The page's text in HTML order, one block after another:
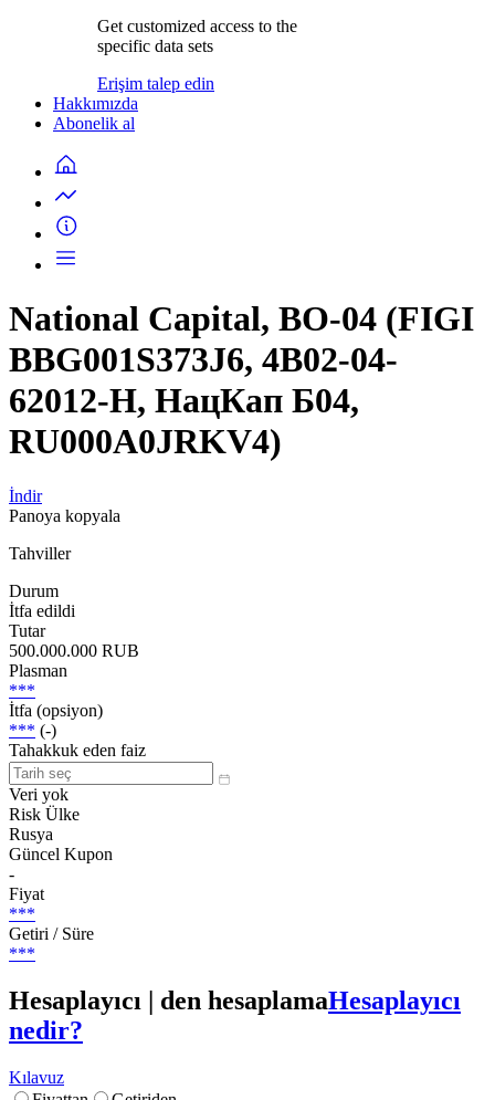
Get customized access to the
specific data sets
Erişim talep edin
Hakkımızda
Abonelik al
National Capital, BO-04 (FIGI
BBG001S373J6, 4B02-04-
62012-H, НацКап Б04,
RU000A0JRKV4)
İndir
Panoya kopyala
Tahviller
Durum
İtfa edildi
Tutar
500.000.000 RUB
Plasman
***
İtfa (opsiyon)
*** (-)
Tahakkuk eden faiz
Veri yok
Risk Ülke
Rusya
Güncel Kupon
-
Fiyat
***
Getiri / Süre
***
Hesaplayıcı | den hesaplamaHesaplayıcı
nedir?
Kılavuz